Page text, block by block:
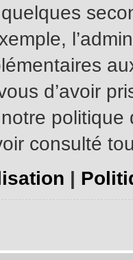
d’avoir
consulté
|